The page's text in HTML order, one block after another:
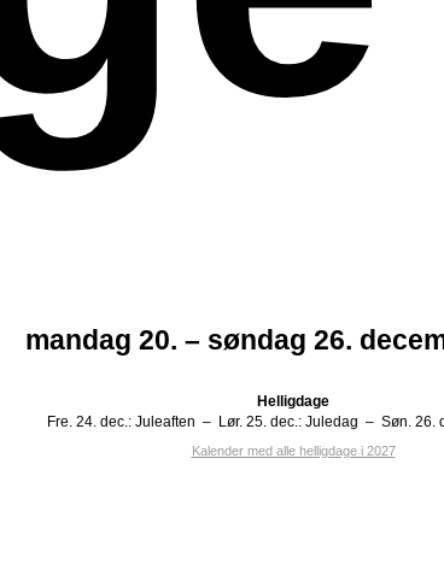
mandag 20. – søndag 26.
Helligdage
Fre. 24. dec.: Juleaften – Lør. 25. dec.: Juledag – Søn. 26.
Kalender med alle helligdage i 2027